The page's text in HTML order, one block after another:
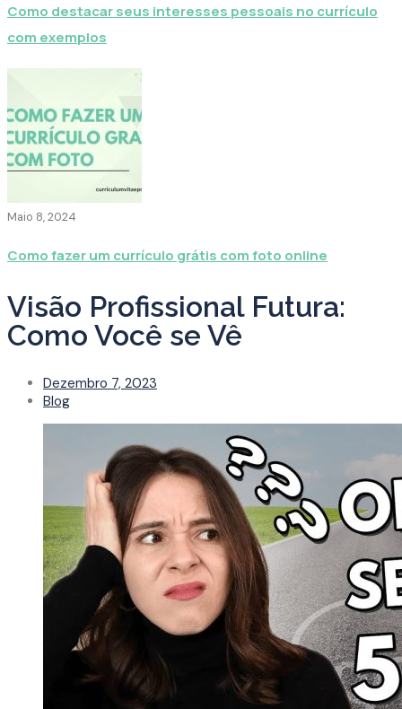
Como destacar seus interesses pessoais no currículo
com exemplos
Maio 8, 2024
Como fazer um currículo grátis com foto online
Visão Profissional Futura:
Como Você se Vê
Dezembro 7, 2023
Blog